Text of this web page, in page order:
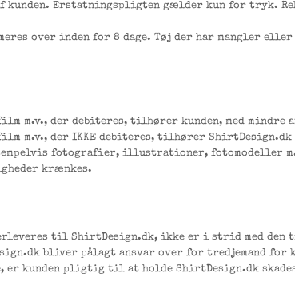
Erstatningspligten gælder kun for tryk.
over inden for 8 dage. Tøj der har mangler
m.v., der debiteres, tilhører kunden, med mindre
m.v., der IKKE debiteres, tilhører ShirtDesign.dk
fotografier, illustrationer, fotomodeller
krænkes.
til ShirtDesign.dk, ikke er i strid med
bliver pålagt ansvar over for tredjemand
kunden pligtig til at holde ShirtDesign.dk